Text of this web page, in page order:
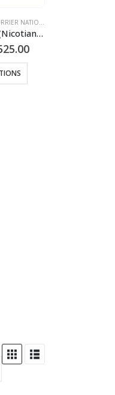
NATIONAL)
MAPACHO PURE (Nicotiana Rustic) Menthe - Vanille - Cacao - Orteil - Miel - Différents arômes